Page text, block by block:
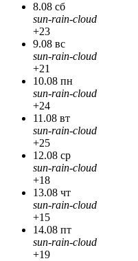
8.08 сб
sun-rain-cloud
+23
9.08 вс
sun-rain-cloud
+21
10.08 пн
sun-rain-cloud
+24
11.08 вт
sun-rain-cloud
+25
12.08 ср
sun-rain-cloud
+18
13.08 чт
sun-rain-cloud
+15
14.08 пт
sun-rain-cloud
+19